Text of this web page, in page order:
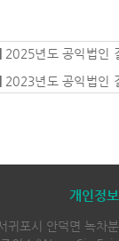
2025년도 공익법인
2023년도 공익법인
개인정
귀포시 안덕면 녹차